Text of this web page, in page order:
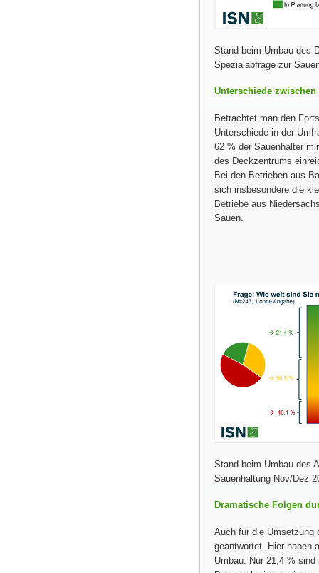
Stand beim Umbau des
Spezialabfrage zur
Unterschiede
Betrachtet man den
Unterschiede in der
62 % der Sauenhalter
des Deckzentrums
Bei den Betrieben aus
sich insbesondere die
Betriebe aus
Sauen.
Stand beim Umbau des
Sauenhaltung Nov/Dez
Dramatische Folgen
Auch für die Umsetzung
geantwortet. Hier haben
Umbau. Nur 21,4 %